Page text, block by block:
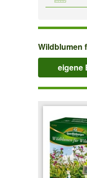
Wildblumen
für
Wildbienen
ca.
100m²
Wildblumen
eigene